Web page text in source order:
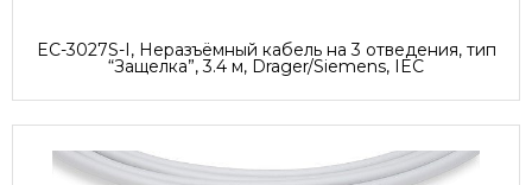
EC-3027S-I, Неразъёмный кабель на 3 отведения, тип
“Защелка”, 3.4 м, Drager/Siemens, IEC